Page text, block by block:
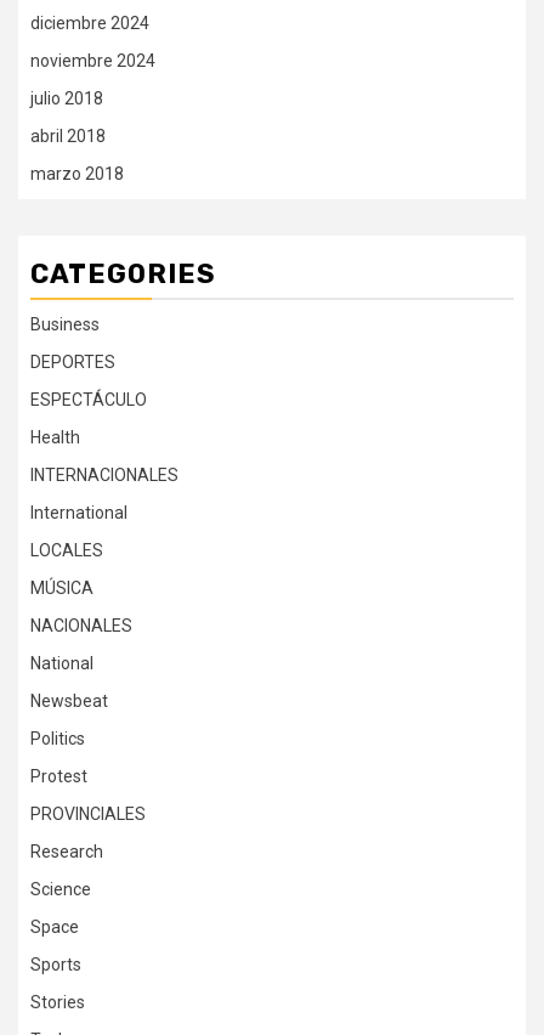
diciembre 2024
noviembre 2024
julio 2018
abril 2018
marzo 2018
CATEGORIES
Business
DEPORTES
ESPECTÁCULO
Health
INTERNACIONALES
International
LOCALES
MÚSICA
NACIONALES
National
Newsbeat
Politics
Protest
PROVINCIALES
Research
Science
Space
Sports
Stories